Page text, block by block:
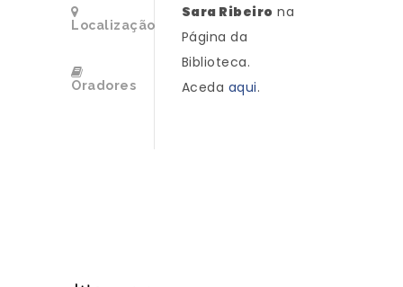
Localização
Oradores
Sara Ribeiro na
Página da
Biblioteca.
Aceda aqui.